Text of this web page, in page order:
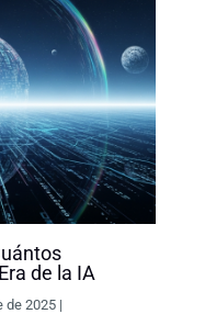
de la IA
de 2025 |